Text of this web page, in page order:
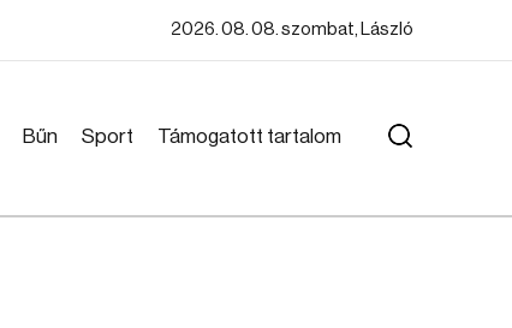
2026. 08. 08. szombat, László
Bűn Sport Támogatott tartalom